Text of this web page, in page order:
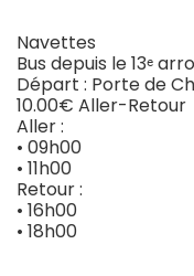
Navettes
Bus depuis le 13ᵉ
Départ : Porte de
10.00€ Aller-Retour
Aller :
• 09h00
• 11h00
Retour :
• 16h00
• 18h00